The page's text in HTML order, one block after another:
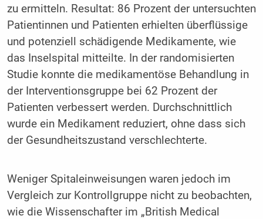
zu ermitteln. Resultat: 86 Prozent der untersuchten
Patientinnen und Patienten erhielten überflüssige
und potenziell schädigende Medikamente, wie
das Inselspital mitteilte. In der randomisierten
Studie konnte die medikamentöse Behandlung in
der Interventionsgruppe bei 62 Prozent der
Patienten verbessert werden. Durchschnittlich
wurde ein Medikament reduziert, ohne dass sich
der Gesundheitszustand verschlechterte.
Weniger Spitaleinweisungen waren jedoch im
Vergleich zur Kontrollgruppe nicht zu beobachten,
wie die Wissenschafter im „British Medical